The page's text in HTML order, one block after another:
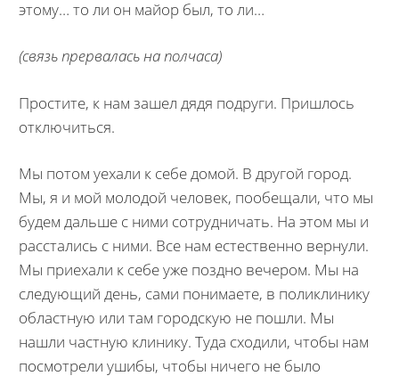
этому… то ли он майор был, то ли…
(связь прервалась на полчаса)
Простите, к нам зашел дядя подруги. Пришлось
отключиться.
Мы потом уехали к себе домой. В другой город.
Мы, я и мой молодой человек, пообещали, что мы
будем дальше с ними сотрудничать. На этом мы и
расстались с ними. Все нам естественно вернули.
Мы приехали к себе уже поздно вечером. Мы на
следующий день, сами понимаете, в поликлинику
областную или там городскую не пошли. Мы
нашли частную клинику. Туда сходили, чтобы нам
посмотрели ушибы, чтобы ничего не было